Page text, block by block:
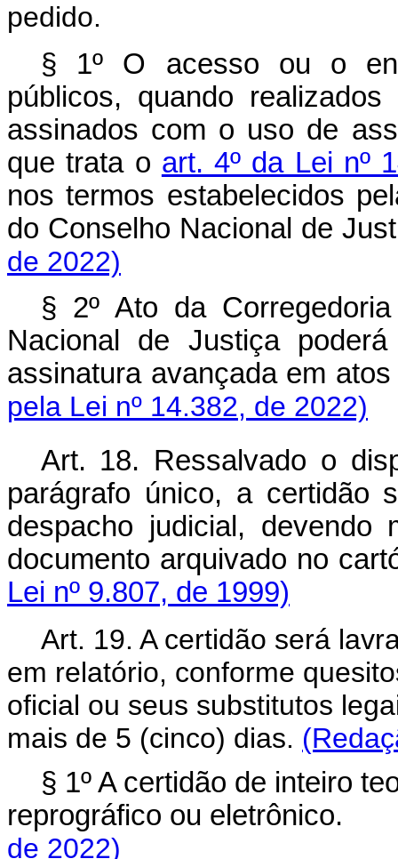
pedido.
§ 1º O acesso ou o
públicos, quando
assinados com o uso de
que trata o art. 4º da Lei nº
nos termos estabelecidos
do Conselho Nacional de
de 2022)
§ 2º Ato da
Nacional de Justiça
assinatura avançada em
pela Lei nº 14.382, de 2022)
Art. 18. Ressalvado o
parágrafo único, a certidão
despacho judicial,
documento
Lei nº 9.807, de 1999)
Art. 19. A certidão será
em relatório, conforme
oficial ou seus substitutos
mais de 5 (cinco) dias.
§ 1º A certidão de inteiro
reprográfico ou
de 2022)